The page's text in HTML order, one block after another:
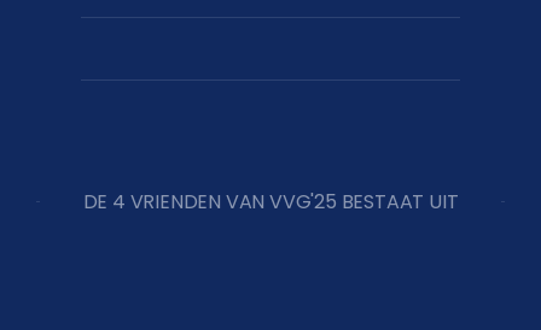
DE 4 VRIENDEN VAN VVG'25 BESTAAT UIT